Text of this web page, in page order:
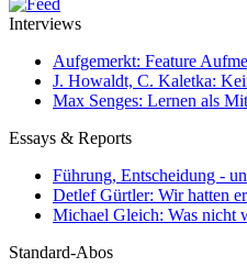
Interviews
Aufgemerkt: Feature
J. Howaldt, C. Kaletka:
Max Senges: Lernen als
Essays & Reports
Führung, Entscheidung -
Detlef Gürtler: Wir hatten
Michael Gleich: Was nicht
Standard-Abos